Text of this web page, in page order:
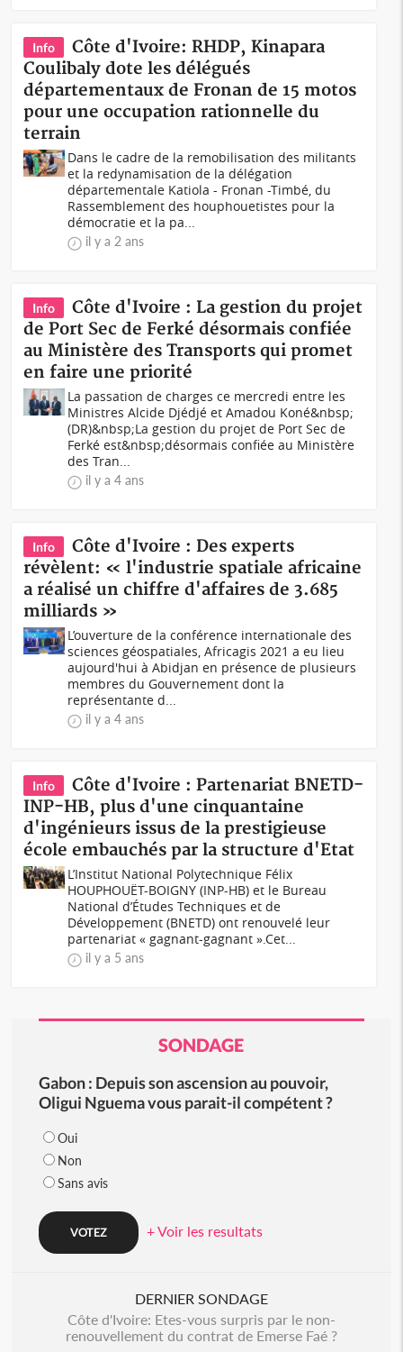
Info
Côte d'Ivoire: RHDP, Kinapara
Coulibaly dote les délégués
départementaux de Fronan de 15 motos
pour une occupation rationnelle du
terrain
Dans le cadre de la remobilisation des militants
et la redynamisation de la délégation
départementale Katiola - Fronan -Timbé, du
Rassemblement des houphouetistes pour la
démocratie et la pa...
il y a 2 ans
Info
Côte d'Ivoire : La gestion du projet
de Port Sec de Ferké désormais confiée
au Ministère des Transports qui promet
en faire une priorité
La passation de charges ce mercredi entre les
Ministres Alcide Djédjé et Amadou Koné&nbsp;
(DR)&nbsp;La gestion du projet de Port Sec de
Ferké est&nbsp;désormais confiée au Ministère
des Tran...
il y a 4 ans
Info
Côte d'Ivoire : Des experts
révèlent: « l'industrie spatiale africaine
a réalisé un chiffre d'affaires de 3.685
milliards »
L’ouverture de la conférence internationale des
sciences géospatiaIes, Africagis 2021 a eu lieu
aujourd'hui à Abidjan en présence de plusieurs
membres du Gouvernement dont la
représentante d...
il y a 4 ans
Info
Côte d'Ivoire : Partenariat BNETD-
INP-HB, plus d'une cinquantaine
d'ingénieurs issus de la prestigieuse
école embauchés par la structure d'Etat
L’Institut National Polytechnique Félix
HOUPHOUËT-BOIGNY (INP-HB) et le Bureau
National d’Études Techniques et de
Développement (BNETD) ont renouvelé leur
partenariat « gagnant-gagnant ».Cet...
il y a 5 ans
SONDAGE
Gabon : Depuis son ascension au pouvoir,
Oligui Nguema vous parait-il compétent ?
Oui
Non
Sans avis
+ Voir les resultats
DERNIER SONDAGE
Côte d'Ivoire: Etes-vous surpris par le non-
renouvellement du contrat de Emerse Faé ?